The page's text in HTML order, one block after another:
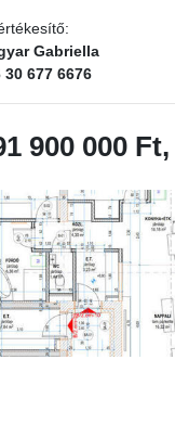
Gabriella
30 677 6676
900 000